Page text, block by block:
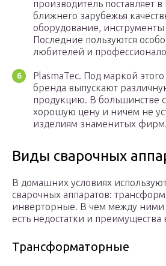
производитель поставляет
ближнего зарубежья
оборудование,
Последние пользуются
любителей и
PlasmaTec. Под маркой
бренда выпускают
продукцию. В большинстве
хорошую цену и ничем не
изделиям знаменитых фирм.
Виды сварочных
В домашних условиях
сварочных аппаратов:
инверторные. В чем между ними
есть недостатки и преимущества
Трансформаторные